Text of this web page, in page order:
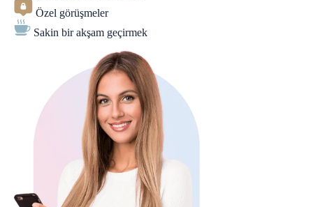
Özel görüşmeler
Sakin bir akşam geçirmek